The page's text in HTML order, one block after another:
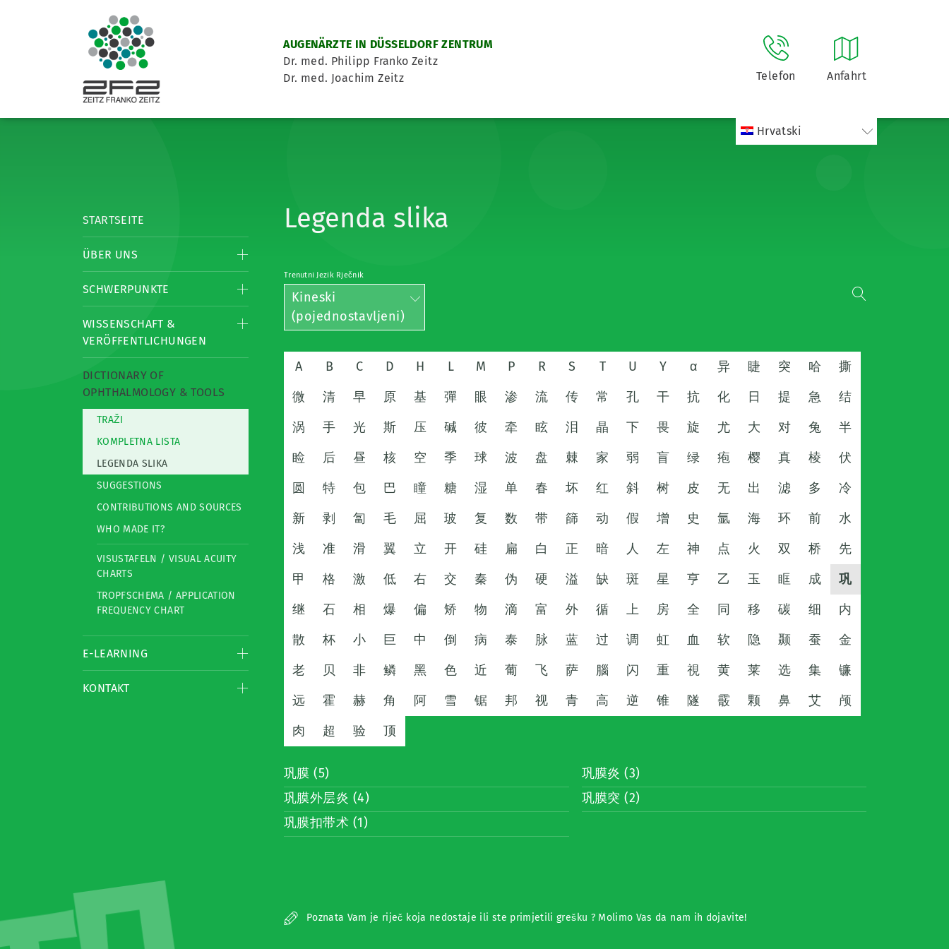
AUGENÄRZTE IN DÜSSELDORF ZENTRUM
Dr. med. Philipp Franko Zeitz
Dr. med. Joachim Zeitz
Telefon Anfahrt
Hrvatski
STARTSEITE
ÜBER UNS
SCHWERPUNKTE
WISSENSCHAFT &
VERÖFFENTLICHUNGEN
DICTIONARY OF
OPHTHALMOLOGY & TOOLS
TRAŽI
KOMPLETNA LISTA
LEGENDA SLIKA
SUGGESTIONS
CONTRIBUTIONS AND SOURCES
WHO MADE IT?
VISUSTAFELN / VISUAL ACUITY
CHARTS
TROPFSCHEMA / APPLICATION
FREQUENCY CHART
E-LEARNING
KONTAKT
Legenda slika
Trenutni Jezik Rječnik
Kineski
(pojednostavljeni)
A B C D H L M P R S T U Y α 异 睫 突 哈
撕
微
清 早 原 基 彈 眼 渗 流 传 常 孔 干 抗 化 日 提 急
结
涡
手 光 斯 压 碱 彼 牵 眩 泪 晶 下 畏 旋 尤 大 对 兔
半
睑
后 昼 核 空 季 球 波 盘 棘 家 弱 盲 绿 疱 樱 真 棱
伏
圆
特 包 巴 瞳 糖 湿 单 春 坏 红 斜 树 皮 无 出 滤 多
冷
新
剥 匐 毛 屈 玻 复 数 带 篩 动 假 增 史 氩 海 环 前
水
浅
准 滑 翼 立 开 硅 扁 白 正 暗 人 左 神 点 火 双 桥
先
甲
格 激 低 右 交 秦 伪 硬 溢 缺 斑 星 亨 乙 玉 眶 成
巩
继
石 相 爆 偏 矫 物 滴 富 外 循 上 房 全 同 移 碳 细
内
散
杯 小 巨 中 倒 病 泰 脉 蓝 过 调 虹 血 软 隐 颞 蚕
金
老
贝 非 鳞 黑 色 近 葡 飞 萨 腦 闪 重 視 黄 莱 选 集
镰
远
霍 赫 角 阿 雪 锯 邦 视 青 高 逆 锥 隧 霰 颗 鼻 艾
颅
肉
超 验 顶
巩膜 (5)
巩膜外层炎 (4)
巩膜扣带术 (1)
巩膜炎 (3)
巩膜突 (2)
Poznata Vam je riječ koja nedostaje ili ste primjetili grešku ? Molimo Vas da nam ih dojavite!